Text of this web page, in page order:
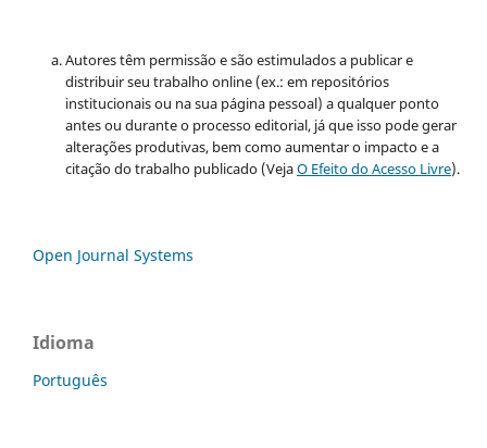
Autores têm permissão e são estimulados a publicar e
distribuir seu trabalho online (ex.: em repositórios
institucionais ou na sua página pessoal) a qualquer ponto
antes ou durante o processo editorial, já que isso pode gerar
alterações produtivas, bem como aumentar o impacto e a
citação do trabalho publicado (VejaO Efeito do Acesso Livre).
Open Journal Systems
Idioma
Português